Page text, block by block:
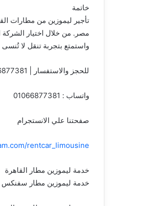
خاتمة
تأجير ليموزين من مطارات
مصر. من خلال اختيار الشركة
واستمتع بتجربة تنقل لا
للحجز والاستفسار | 01066877381
واتساب : 01066877381
صفحتنا علي الانستجرام
rentcar_limousine/
خدمة ليموزين مطار القاهرة
خدمة ليموزين مطار سفنكس